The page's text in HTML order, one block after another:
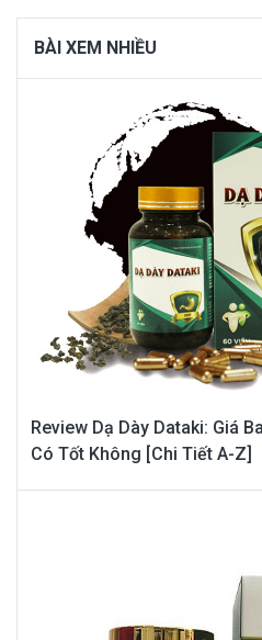
BÀI XEM NHIỀU
Review Dạ Dày Dataki: Giá
Có Tốt Không [Chi Tiết A-Z]